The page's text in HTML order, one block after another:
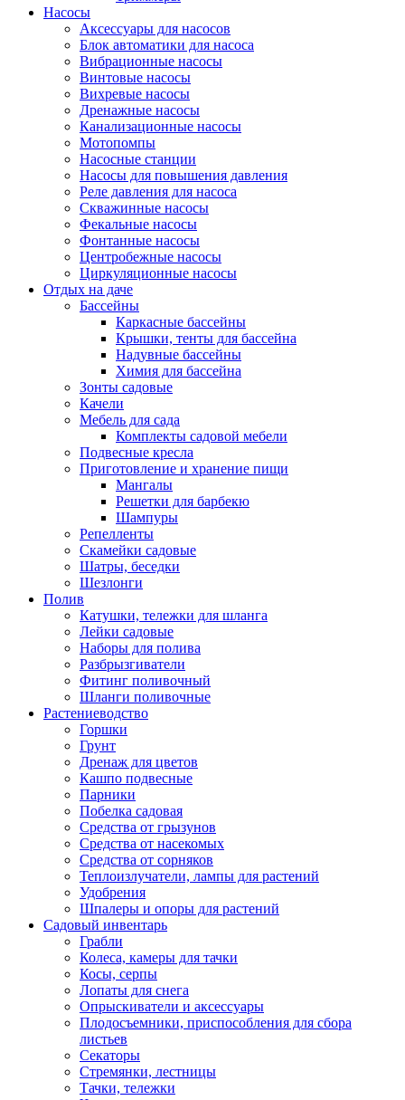
Насосы
Аксессуары для насосов
Блок автоматики для насоса
Вибрационные насосы
Винтовые насосы
Вихревые насосы
Дренажные насосы
Канализационные насосы
Мотопомпы
Насосные станции
Насосы для повышения давления
Реле давления для насоса
Скважинные насосы
Фекальные насосы
Фонтанные насосы
Центробежные насосы
Циркуляционные насосы
Отдых на даче
Бассейны
Каркасные бассейны
Крышки, тенты для бассейна
Надувные бассейны
Химия для бассейна
Зонты садовые
Качели
Мебель для сада
Комплекты садовой мебели
Подвесные кресла
Приготовление и хранение пищи
Мангалы
Решетки для барбекю
Шампуры
Репелленты
Скамейки садовые
Шатры, беседки
Шезлонги
Полив
Катушки, тележки для шланга
Лейки садовые
Наборы для полива
Разбрызгиватели
Фитинг поливочный
Шланги поливочные
Растениеводство
Горшки
Грунт
Дренаж для цветов
Кашпо подвесные
Парники
Побелка садовая
Средства от грызунов
Средства от насекомых
Средства от сорняков
Теплоизлучатели, лампы для растений
Удобрения
Шпалеры и опоры для растений
Садовый инвентарь
Грабли
Колеса, камеры для тачки
Косы, серпы
Лопаты для снега
Опрыскиватели и аксессуары
Плодосъемники, приспособления для сбора
листьев
Секаторы
Стремянки, лестницы
Тачки, тележки